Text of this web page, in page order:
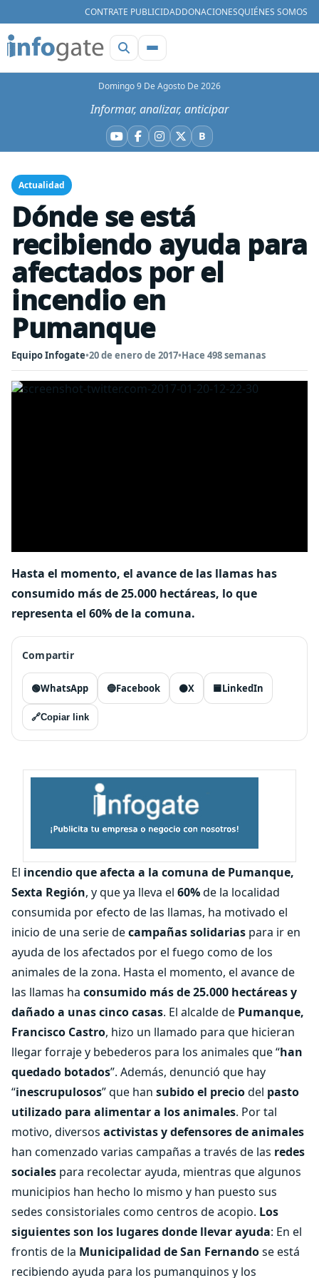
CONTRATE PUBLICIDADDONACIONESQUIÉNES SOMOS
Domingo 9 De Agosto De 2026
Informar, analizar, anticipar
YouTube
Facebook
Instagram
X BBluesky
Actualidad
Dónde se está
recibiendo ayuda para
afectados por el
incendio en
Pumanque
Equipo Infogate•20 de enero de 2017•Hace 498 semanas
Hasta el momento, el avance de las llamas has
consumido más de 25.000 hectáreas, lo que
representa el 60% de la comuna.
Compartir
🟢WhatsApp 🔵Facebook ⚫X 🟦LinkedIn
🔗Copiar link
El incendio que afecta a la comuna de Pumanque,
Sexta Región, y que ya lleva el 60%de la localidad
consumida por efecto de las llamas, ha motivado el
inicio de una serie decampañas solidarias para ir en
ayuda de los afectados por el fuego como de los
animales de la zona. Hasta el momento, el avance de
las llamas ha consumido más de 25.000 hectáreas y
dañado a unas cinco casas. El alcalde de Pumanque,
Francisco Castro, hizo un llamado para que hicieran
llegar forraje y bebederos para los animales que “han
quedado botados”. Además, denunció que hay
“inescrupulosos” que han subido el preciodel pasto
utilizado para alimentar a los animales. Por tal
motivo, diversos activistas y defensores de animales
han comenzado varias campañas a través de las redes
sociales para recolectar ayuda, mientras que algunos
municipios han hecho lo mismo y han puesto sus
sedes consistoriales como centros de acopio. Los
siguientes son los lugares donde llevar ayuda: En el
frontis de la Municipalidad de San Fernandose está
recibiendo ayuda para los pumanquinos y los